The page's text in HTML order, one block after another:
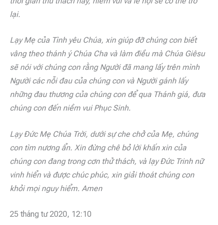
lại.
Lạy Mẹ của Tình yêu Chúa, xin giúp đỡ chúng con biết
vâng theo thánh ý Chúa Cha và làm điều mà Chúa Giêsu
sẽ nói với chúng con rằng Người đã mang lấy trên mình
Người các nỗi đau của chúng con và Người gánh lấy
những đau thương của chúng con để qua Thánh giá, đưa
chúng con đến niềm vui Phục Sinh.
Lạy Đức Mẹ Chúa Trời, dưới sự che chở của Mẹ, chúng
con tìm nương ẩn. Xin đừng chê bỏ lời khấn xin của
chúng con đang trong cơn thử thách, và lạy Đức Trinh nữ
vinh hiển và được chúc phúc, xin giải thoát chúng con
khỏi mọi nguy hiểm. Amen
25 tháng tư 2020, 12:10